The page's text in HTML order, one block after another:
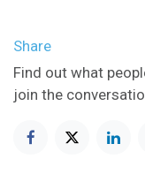
Share
Find out what
join the